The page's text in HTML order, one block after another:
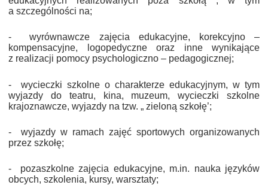
a szczególności na;
-
wyrównawcze zajęcia edukacyjne, korekcyjno –
kompensacyjne, logopedyczne oraz inne wynikające
z realizacji pomocy psychologiczno – pedagogicznej;
-
wycieczki szkolne o charakterze edukacyjnym, w tym
wyjazdy do teatru, kina, muzeum, wycieczki szkolne
krajoznawcze, wyjazdy na tzw. „ zieloną szkołę’;
-
wyjazdy w ramach zajęć sportowych organizowanych
przez szkołę;
-
pozaszkolne zajęcia edukacyjne, m.in. nauka języków
obcych, szkolenia, kursy, warsztaty;